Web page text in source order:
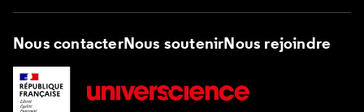
Nous contacterNous soutenirNous rejoindre